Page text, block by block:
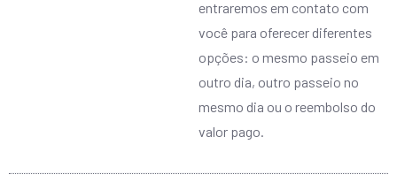
entraremos em contato com
você para oferecer diferentes
opções: o mesmo passeio em
outro dia, outro passeio no
mesmo dia ou o reembolso do
valor pago.